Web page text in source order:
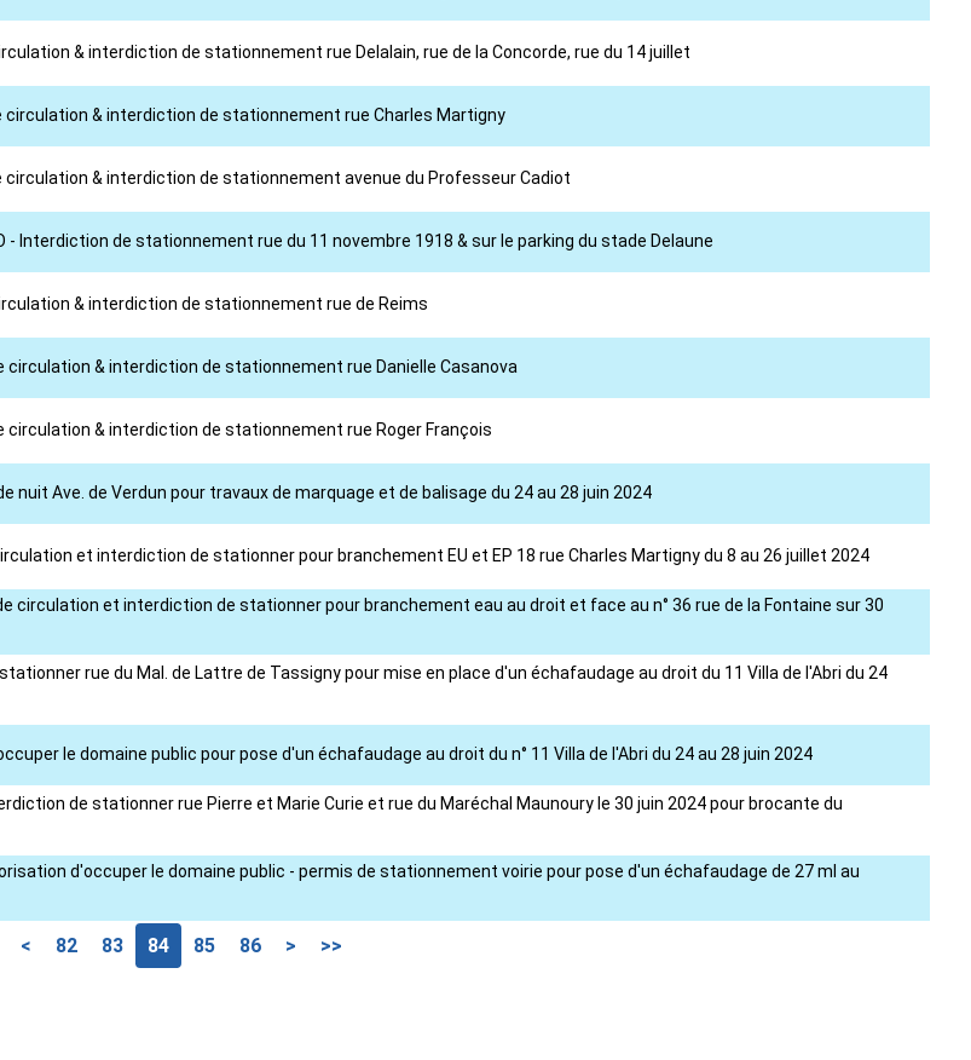
& interdiction de stationnement rue Delalain, rue de la Concorde, rue du 14 juillet
circulation & interdiction de stationnement rue Charles Martigny
circulation & interdiction de stationnement avenue du Professeur Cadiot
- Interdiction de stationnement rue du 11 novembre 1918 & sur le parking du stade Delaune
& interdiction de stationnement rue de Reims
circulation & interdiction de stationnement rue Danielle Casanova
circulation & interdiction de stationnement rue Roger François
nuit Ave. de Verdun pour travaux de marquage et de balisage du 24 au 28 juin 2024
et interdiction de stationner pour branchement EU et EP 18 rue Charles Martigny du 8 au 26 juillet 2024
circulation et interdiction de stationner pour branchement eau au droit et face au n° 36 rue de la Fontaine sur 30
rue du Mal. de Lattre de Tassigny pour mise en place d'un échafaudage au droit du 11 Villa de l'Abri du 24
le domaine public pour pose d'un échafaudage au droit du n° 11 Villa de l'Abri du 24 au 28 juin 2024
de stationner rue Pierre et Marie Curie et rue du Maréchal Maunoury le 30 juin 2024 pour brocante du
d'occuper le domaine public - permis de stationnement voirie pour pose d'un échafaudage de 27 ml au
< 82 83 84 85 86 > >>